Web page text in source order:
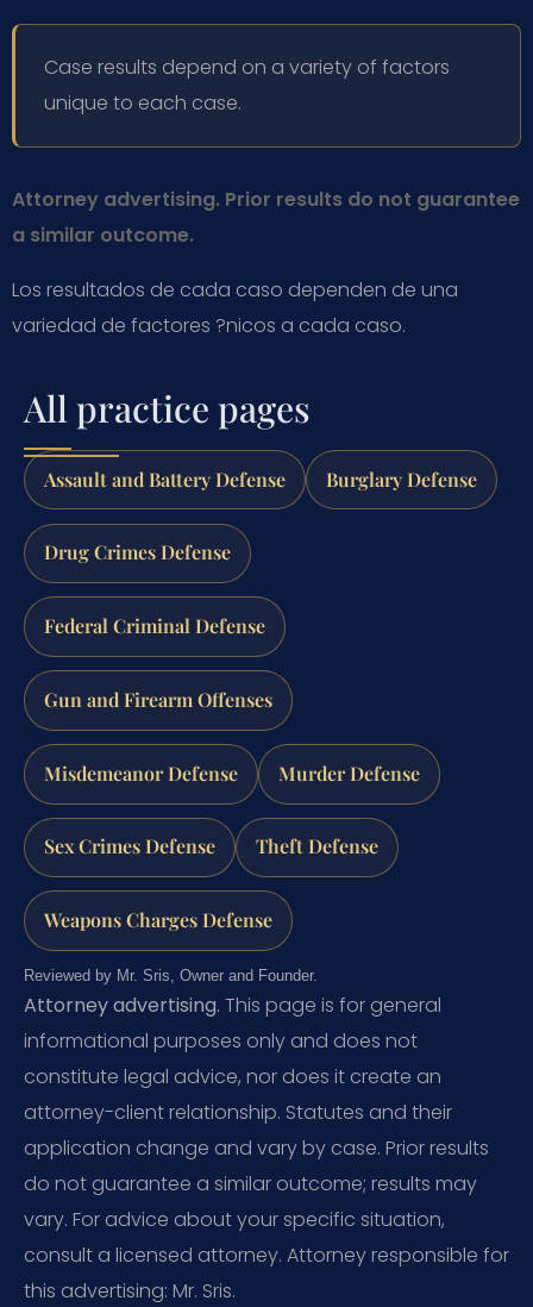
Case results depend on a variety of factors
unique to each case.
Attorney advertising. Prior results do not guarantee
a similar outcome.
Los resultados de cada caso dependen de una
variedad de factores ?nicos a cada caso.
All practice pages
Assault and Battery Defense Burglary Defense
Drug Crimes Defense
Federal Criminal Defense
Gun and Firearm Offenses
Misdemeanor Defense Murder Defense
Sex Crimes Defense Theft Defense
Weapons Charges Defense
Reviewed by Mr. Sris, Owner and Founder.
Attorney advertising. This page is for general
informational purposes only and does not
constitute legal advice, nor does it create an
attorney-client relationship. Statutes and their
application change and vary by case. Prior results
do not guarantee a similar outcome; results may
vary. For advice about your specific situation,
consult a licensed attorney. Attorney responsible for
this advertising: Mr. Sris.